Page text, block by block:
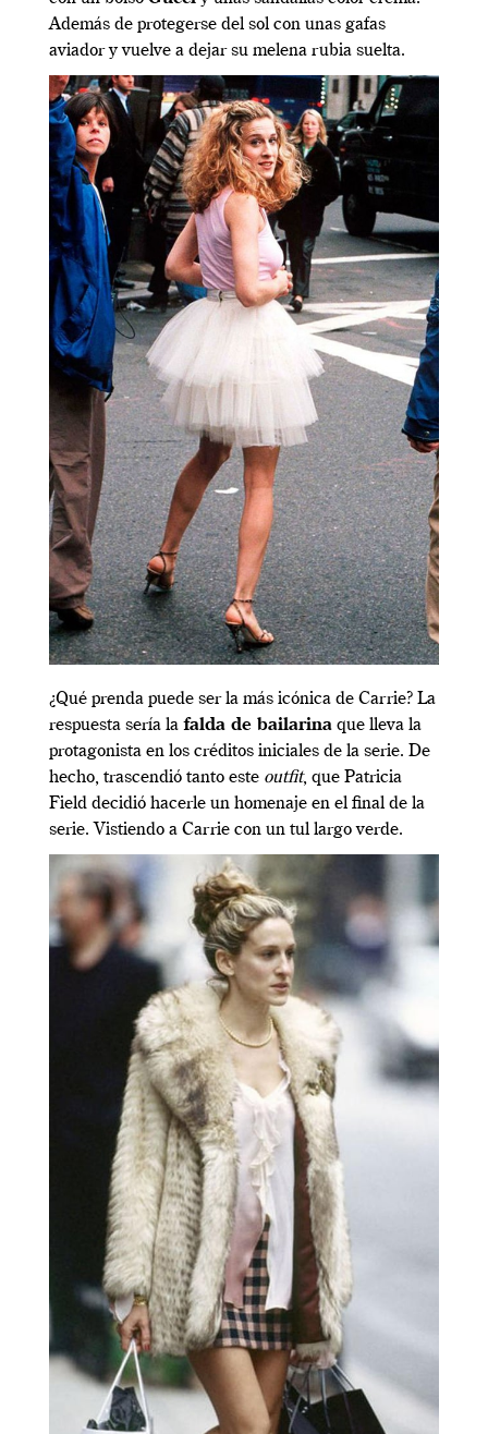
Además de protegerse del sol con unas gafas
aviador y vuelve a dejar su melena rubia suelta.
¿Qué prenda puede ser la más icónica de Carrie? La
respuesta sería la falda de bailarina que lleva la
protagonista en los créditos iniciales de la serie. De
hecho, trascendió tanto este outfit, que Patricia
Field decidió hacerle un homenaje en el final de la
serie. Vistiendo a Carrie con un tul largo verde.